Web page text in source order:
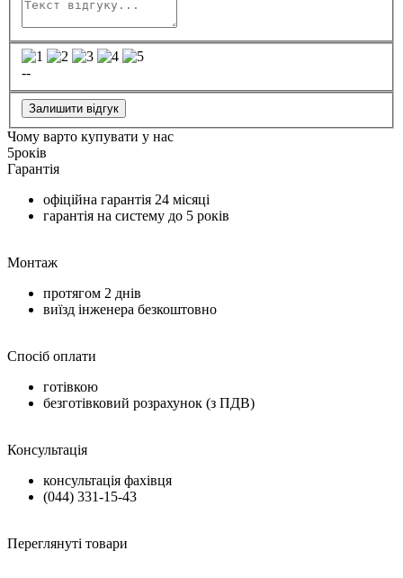
--
Залишити відгук
Чому варто купувати у нас
5років
Гарантія
офіційна гарантія 24 місяці
гарантія на систему до 5 років
Монтаж
протягом 2 днів
виїзд інженера безкоштовно
Спосіб оплати
готівкою
безготівковий розрахунок (з ПДВ)
Консультація
консультація фахівця
(044) 331-15-43
Переглянуті товари